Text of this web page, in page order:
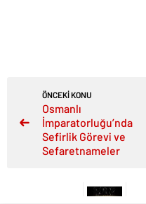
ÖNCEKİ KONU
Osmanlı
İmparatorluğu’nda
Sefirlik Görevi ve
Sefaretnameler